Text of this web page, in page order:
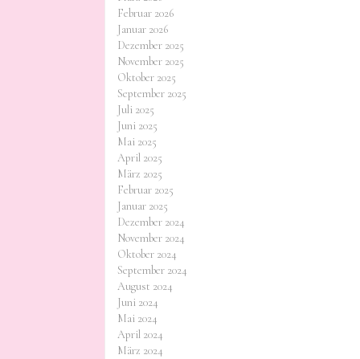
Februar 2026
Januar 2026
Dezember 2025
November 2025
Oktober 2025
September 2025
Juli 2025
Juni 2025
Mai 2025
April 2025
März 2025
Februar 2025
Januar 2025
Dezember 2024
November 2024
Oktober 2024
September 2024
August 2024
Juni 2024
Mai 2024
April 2024
März 2024